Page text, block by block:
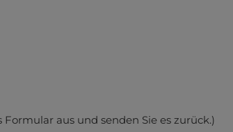
aus und senden Sie es zurück.)
Alle Cookies akzeptieren